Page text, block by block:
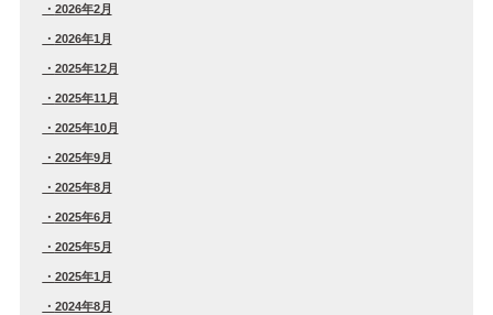
2026年2月
2026年1月
2025年12月
2025年11月
2025年10月
2025年9月
2025年8月
2025年6月
2025年5月
2025年1月
2024年8月